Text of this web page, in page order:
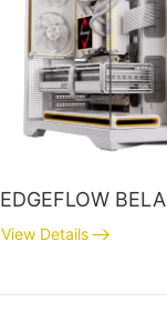
EDGEFLOW BELA
View Details